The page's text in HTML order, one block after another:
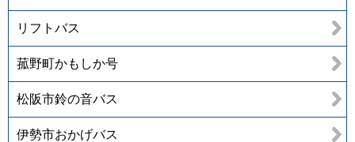
リフトバス
菰野町かもしか号
松阪市鈴の音バス
伊勢市おかげバス